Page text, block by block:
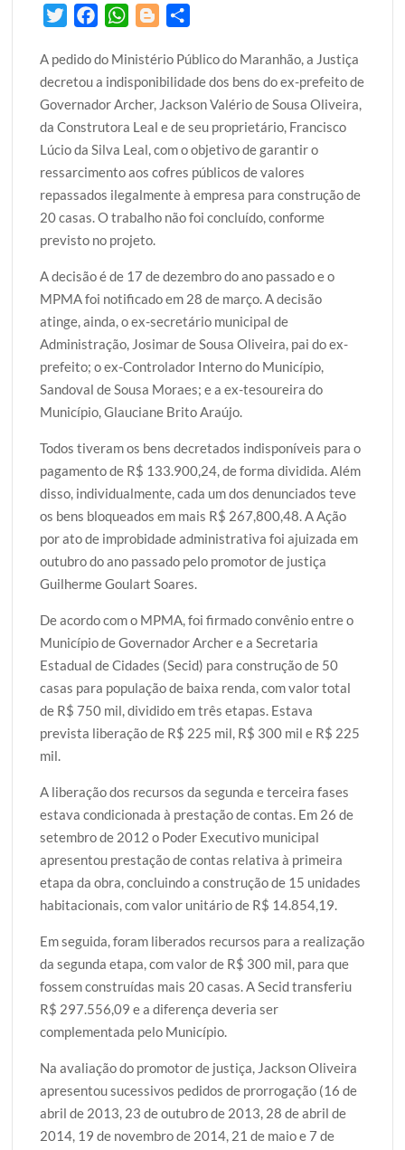
i
t
t
e
r
c
e
b
o
o
k
W
a
t
s
A
p
p
o
g
g
e
r
a
r
e
A pedido do Ministério Público do Maranhão, a Justiça
decretou a indisponibilidade dos bens do ex-prefeito de
Governador Archer, Jackson Valério de Sousa Oliveira,
da Construtora Leal e de seu proprietário, Francisco
Lúcio da Silva Leal, com o objetivo de garantir o
ressarcimento aos cofres públicos de valores
repassados ilegalmente à empresa para construção de
20 casas. O trabalho não foi concluído, conforme
previsto no projeto.
A decisão é de 17 de dezembro do ano passado e o
MPMA foi notificado em 28 de março. A decisão
atinge, ainda, o ex-secretário municipal de
Administração, Josimar de Sousa Oliveira, pai do ex-
prefeito; o ex-Controlador Interno do Município,
Sandoval de Sousa Moraes; e a ex-tesoureira do
Município, Glauciane Brito Araújo.
Todos tiveram os bens decretados indisponíveis para o
pagamento de R$ 133.900,24, de forma dividida. Além
disso, individualmente, cada um dos denunciados teve
os bens bloqueados em mais R$ 267,800,48. A Ação
por ato de improbidade administrativa foi ajuizada em
outubro do ano passado pelo promotor de justiça
Guilherme Goulart Soares.
De acordo com o MPMA, foi firmado convênio entre o
Município de Governador Archer e a Secretaria
Estadual de Cidades (Secid) para construção de 50
casas para população de baixa renda, com valor total
de R$ 750 mil, dividido em três etapas. Estava
prevista liberação de R$ 225 mil, R$ 300 mil e R$ 225
mil.
A liberação dos recursos da segunda e terceira fases
estava condicionada à prestação de contas. Em 26 de
setembro de 2012 o Poder Executivo municipal
apresentou prestação de contas relativa à primeira
etapa da obra, concluindo a construção de 15 unidades
habitacionais, com valor unitário de R$ 14.854,19.
Em seguida, foram liberados recursos para a realização
da segunda etapa, com valor de R$ 300 mil, para que
fossem construídas mais 20 casas. A Secid transferiu
R$ 297.556,09 e a diferença deveria ser
complementada pelo Município.
Na avaliação do promotor de justiça, Jackson Oliveira
apresentou sucessivos pedidos de prorrogação (16 de
abril de 2013, 23 de outubro de 2013, 28 de abril de
2014, 19 de novembro de 2014, 21 de maio e 7 de